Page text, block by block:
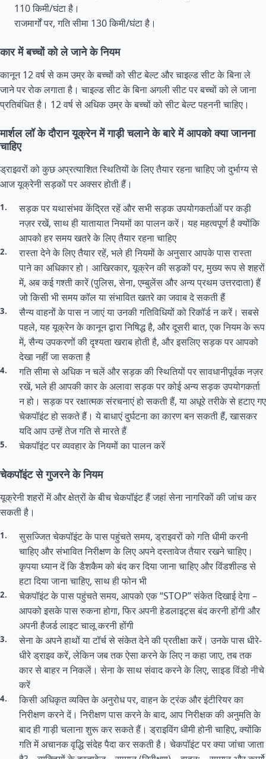
110 किमी/घंटा है।
राजमार्गों पर, गति सीमा 130 किमी/घंटा है।
कार में बच्चों को ले जाने के नियम
कानून 12 वर्ष से कम उम्र के बच्चों को सीट बेल्ट और चाइल्ड सीट के बिना ले
जाने पर रोक लगाता है। चाइल्ड सीट के बिना अगली सीट पर बच्चों को ले जाना
प्रतिबंधित है। 12 वर्ष से अधिक उम्र के बच्चों को सीट बेल्ट पहननी चाहिए।
मार्शल लॉ के दौरान यूक्रेन में गाड़ी चलाने के बारे में आपको क्या जानना
चाहिए
ड्राइवरों को कुछ अप्रत्याशित स्थितियों के लिए तैयार रहना चाहिए जो दुर्भाग्य से
आज यूक्रेनी सड़कों पर अक्सर होती हैं।
सड़क पर यथासंभव केंद्रित रहें और सभी सड़क उपयोगकर्ताओं पर कड़ी
नज़र रखें, साथ ही यातायात नियमों का पालन करें। यह महत्वपूर्ण है क्योंकि
आपको हर समय खतरे के लिए तैयार रहना चाहिए
रास्ता देने के लिए तैयार रहें, भले ही नियमों के अनुसार आपके पास रास्ता
पाने का अधिकार हो। आखिरकार, यूक्रेन की सड़कों पर, मुख्य रूप से शहरों
में, अब कई गश्ती कारें (पुलिस, सेना, एम्बुलेंस और अन्य प्रथम उत्तरदाता) हैं
जो किसी भी समय कॉल या संभावित खतरे का जवाब दे सकती हैं
सैन्य वाहनों के पास न जाएं या उनकी गतिविधियों को रिकॉर्ड न करें। सबसे
पहले, यह यूक्रेन के कानून द्वारा निषिद्ध है, और दूसरी बात, एक नियम के रूप
में, सैन्य उपकरणों की दृश्यता खराब होती है, और इसलिए सड़क पर आपको
देखा नहीं जा सकता है
गति सीमा से अधिक न चलें और सड़क की स्थितियों पर सावधानीपूर्वक नज़र
रखें, भले ही आपकी कार के अलावा सड़क पर कोई अन्य सड़क उपयोगकर्ता
न हो। सड़क पर रक्षात्मक संरचनाएं हो सकती हैं, या अधूरे तरीके से हटाए गए
चेकपॉइंट हो सकते हैं। ये बाधाएं दुर्घटना का कारण बन सकती हैं, खासकर
यदि आप उन्हें तेज गति से मारते हैं
चेकपॉइंट पर व्यवहार के नियमों का पालन करें
चेकपॉइंट से गुजरने के नियम
यूक्रेनी शहरों में और क्षेत्रों के बीच चेकपॉइंट हैं जहां सेना नागरिकों की जांच कर
सकती है।
सुसज्जित चेकपॉइंट के पास पहुंचते समय, ड्राइवरों को गति धीमी करनी
चाहिए और संभावित निरीक्षण के लिए अपने दस्तावेज तैयार रखने चाहिए।
कृपया ध्यान दें कि डैशकैम को बंद कर दिया जाना चाहिए और विंडशील्ड से
हटा दिया जाना चाहिए, साथ ही फोन भी
चेकपॉइंट के पास पहुंचते समय, आपको एक “STOP” संकेत दिखाई देगा –
आपको इसके पास रुकना होगा, फिर अपनी हेडलाइट्स बंद करनी होंगी और
अपनी हैजर्ड लाइट चालू करनी होंगी
सेना के अपने हाथों या टॉर्च से संकेत देने की प्रतीक्षा करें। उनके पास धीरे-
धीरे ड्राइव करें, लेकिन जब तक ऐसा करने के लिए न कहा जाए, तब तक
कार से बाहर न निकलें। सेना के साथ संवाद करने के लिए, साइड विंडो नीचे
करें
किसी अधिकृत व्यक्ति के अनुरोध पर, वाहन के ट्रंक और इंटीरियर का
निरीक्षण करने दें। निरीक्षण पास करने के बाद, आप निरीक्षक की अनुमति के
बाद ही गाड़ी चलाना शुरू कर सकते हैं। ड्राइविंग धीमी होनी चाहिए, क्योंकि
गति में अचानक वृद्धि संदेह पैदा कर सकती है। चेकपॉइंट पर क्या जांचा जाता